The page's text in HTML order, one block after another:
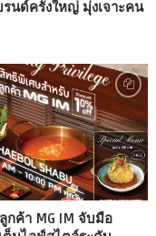
นด์ครั้งใหญ่ มุ่งเจาะคน
ค้า MG IM จับมือ